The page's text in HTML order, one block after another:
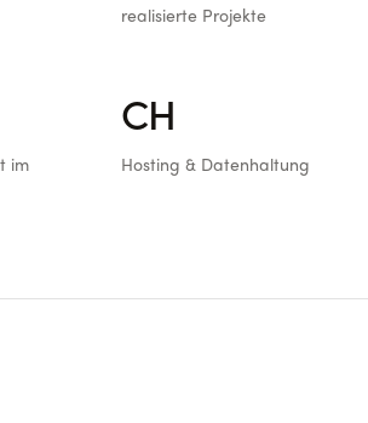
realisierte Projekte
im
CH
Hosting & Datenhaltung